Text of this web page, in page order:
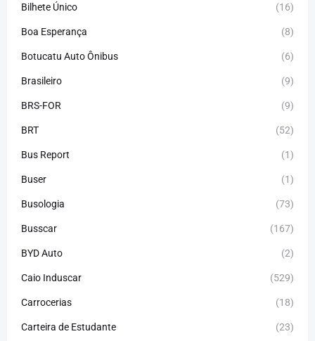
Bilhete Único (16)
Boa Esperança (8)
Botucatu Auto Ônibus (6)
Brasileiro (9)
BRS-FOR (9)
BRT (52)
Bus Report (1)
Buser (1)
Busologia (73)
Busscar (167)
BYD Auto (2)
Caio Induscar (529)
Carrocerias (18)
Carteira de Estudante (23)